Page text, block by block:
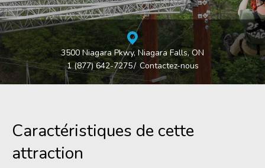
3500 Niagara Pkwy, Niagara Falls, ON
1 (877) 642-7275
Contactez-nous
Caractéristiques de cette
attraction